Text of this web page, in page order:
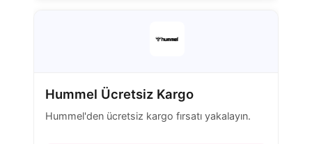
Hummel Ücretsiz Kargo
Hummel'den ücretsiz kargo fırsatı yakalayın.